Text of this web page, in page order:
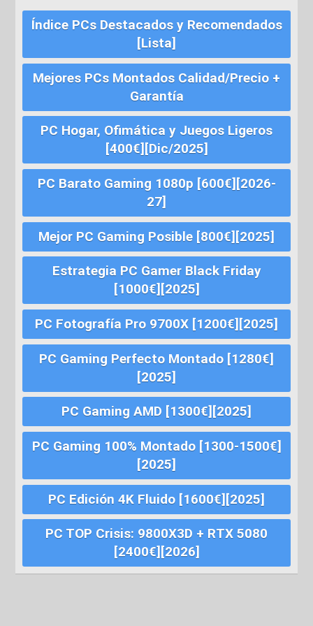
Índice PCs Destacados y Recomendados
[Lista]
Mejores PCs Montados Calidad/Precio +
Garantía
PC Hogar, Ofimática y Juegos Ligeros
[400€][Dic/2025]
PC Barato Gaming 1080p [600€][2026-
27]
Mejor PC Gaming Posible [800€][2025]
Estrategia PC Gamer Black Friday
[1000€][2025]
PC Fotografía Pro 9700X [1200€][2025]
PC Gaming Perfecto Montado [1280€]
[2025]
PC Gaming AMD [1300€][2025]
PC Gaming 100% Montado [1300-1500€]
[2025]
PC Edición 4K Fluido [1600€][2025]
PC TOP Crisis: 9800X3D + RTX 5080
[2400€][2026]